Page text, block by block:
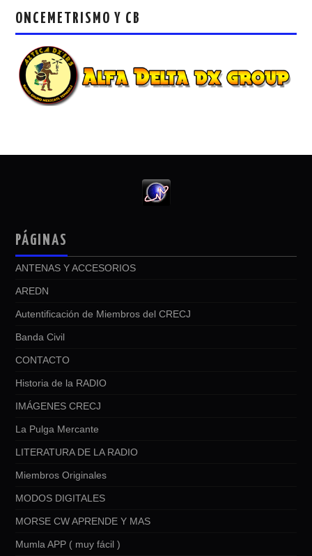
ONCEMETRISMO Y CB
PÁGINAS
ANTENAS Y ACCESORIOS
AREDN
Autentificación de Miembros del CRECJ
Banda Civil
CONTACTO
Historia de la RADIO
IMÁGENES CRECJ
La Pulga Mercante
LITERATURA DE LA RADIO
Miembros Originales
MODOS DIGITALES
MORSE CW APRENDE Y MAS
Mumla APP ( muy fácil )